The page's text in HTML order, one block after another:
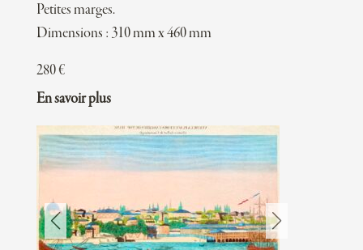
Petites marges.
Dimensions : 310 mm x 460 mm
280€
En savoir plus